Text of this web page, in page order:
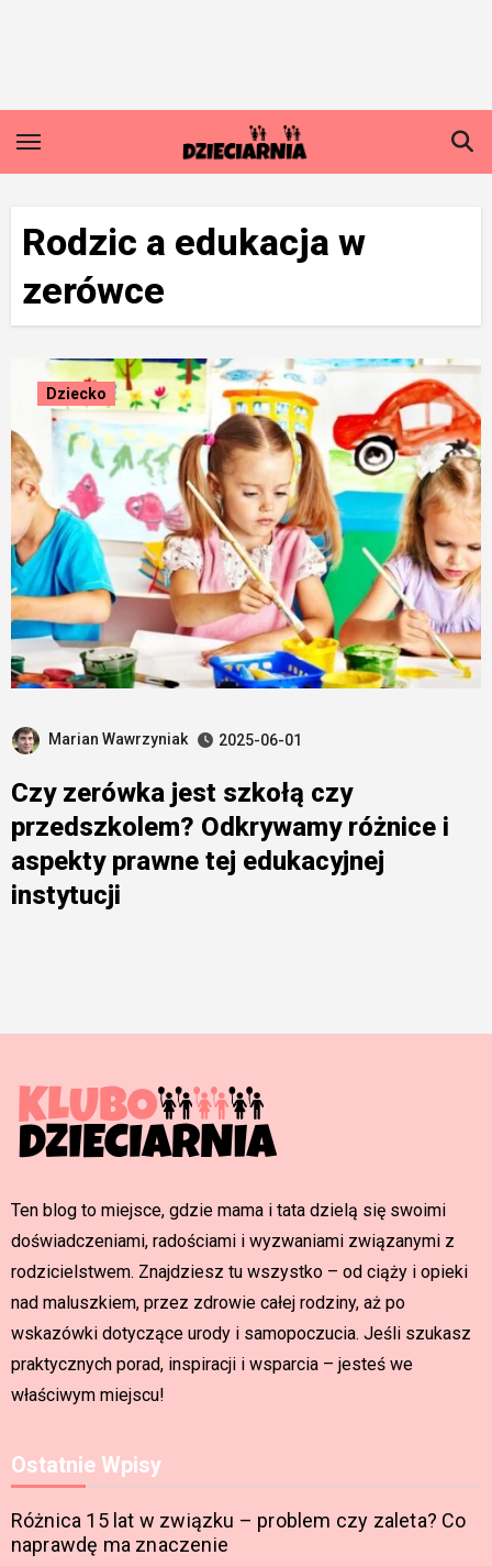
Rodzic a edukacja w
zerówce
Dziecko
Marian Wawrzyniak 2025-06-01
Czy zerówka jest szkołą czy
przedszkolem? Odkrywamy różnice i
aspekty prawne tej edukacyjnej
instytucji
Ten blog to miejsce, gdzie mama i tata dzielą się swoimi
doświadczeniami, radościami i wyzwaniami związanymi z
rodzicielstwem. Znajdziesz tu wszystko – od ciąży i opieki
nad maluszkiem, przez zdrowie całej rodziny, aż po
wskazówki dotyczące urody i samopoczucia. Jeśli szukasz
praktycznych porad, inspiracji i wsparcia – jesteś we
właściwym miejscu!
Ostatnie Wpisy
Różnica 15 lat w związku – problem czy zaleta? Co
naprawdę ma znaczenie